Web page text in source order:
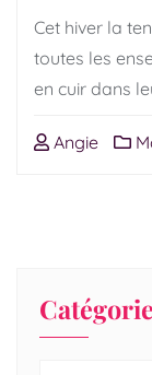
Cet hiver la
toutes les
en cuir dans
Angie